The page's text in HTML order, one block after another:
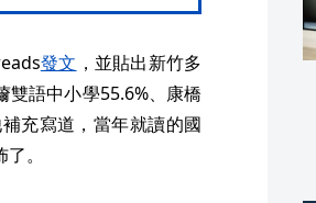
發文 ，並貼出新竹多
雙語中小學55.6%、康橋
充寫道，當年就讀的國
。